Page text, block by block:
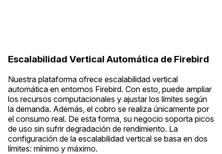
Escalabilidad Vertical Automática de Firebird
Nuestra plataforma ofrece escalabilidad vertical
automática en entornos Firebird. Con esto, puede ampliar
los recursos computacionales y ajustar los límites según
la demanda. Además, el cobro se realiza únicamente por
el consumo real. De esta forma, su negocio soporta picos
de uso sin sufrir degradación de rendimiento. La
configuración de la escalabilidad vertical se basa en dos
límites: mínimo y máximo.